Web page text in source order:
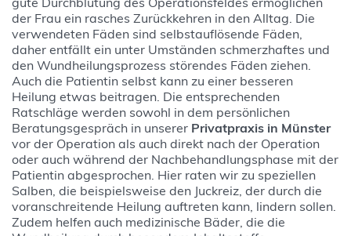
der Frau ein rasches Zurückkehren in den Alltag. Die
verwendeten Fäden sind selbstauflösende Fäden,
daher entfällt ein unter Umständen schmerzhaftes und
den Wundheilungsprozess störendes Fäden ziehen.
Auch die Patientin selbst kann zu einer besseren
Heilung etwas beitragen. Die entsprechenden
Ratschläge werden sowohl in dem persönlichen
Beratungsgespräch in unserer Privatpraxis in Münster
vor der Operation als auch direkt nach der Operation
oder auch während der Nachbehandlungsphase mit der
Patientin abgesprochen. Hier raten wir zu speziellen
Salben, die beispielsweise den Juckreiz, der durch die
voranschreitende Heilung auftreten kann, lindern sollen.
Zudem helfen auch medizinische Bäder, die die